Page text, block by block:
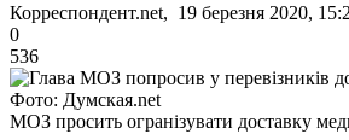
Корреспондент.net, 19 березня 2020,
0
536
Фото: Думская.net
МОЗ просить огранізувати доставку